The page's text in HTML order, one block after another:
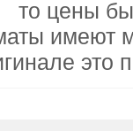
то цены
имеют
это